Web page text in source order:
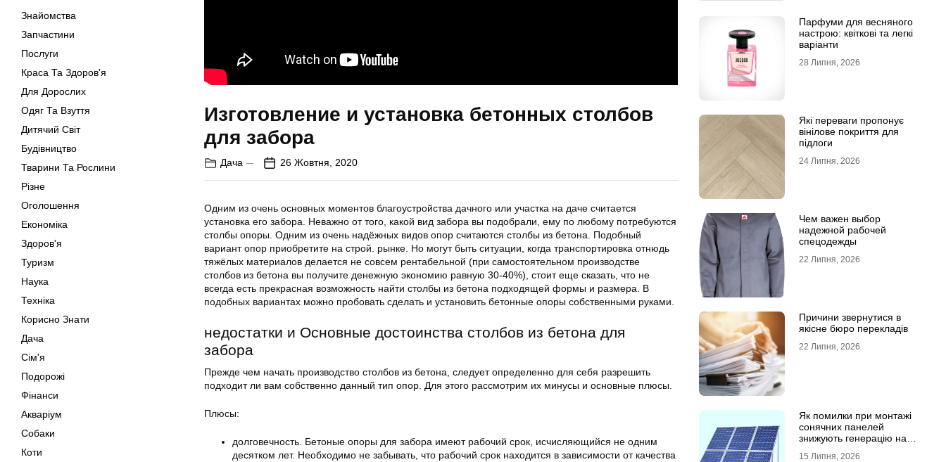
Знайомства
Запчастини
Послуги
Краса Та Здоров'я
Для Дорослих
Одяг Та Взуття
Дитячий Світ
Будівництво
Тварини Та Рослини
Різне
Оголошення
Економіка
Здоров'я
Туризм
Наука
Техніка
Корисно Знати
Дача
Сім'я
Подорожі
Фінанси
Акваріум
Собаки
Коти
Изготовление и установка бетонных столбов
для забора
Дача 26 Жовтня, 2020
Одним из очень основных моментов благоустройства дачного или участка на даче считается
установка его забора. Неважно от того, какой вид забора вы подобрали, ему по любому потребуются
столбы опоры. Одним из очень надёжных видов опор считаются столбы из бетона. Подобный
вариант опор приобретите на строй. рынке. Но могут быть ситуации, когда транспортировка отнюдь
тяжёлых материалов делается не совсем рентабельной (при самостоятельном производстве
столбов из бетона вы получите денежную экономию равную 30-40%), стоит еще сказать, что не
всегда есть прекрасная возможность найти столбы из бетона подходящей формы и размера. В
подобных вариантах можно пробовать сделать и установить бетонные опоры собственными руками.
недостатки и Основные достоинства столбов из бетона для
забора
Прежде чем начать производство столбов из бетона, следует определенно для себя разрешить
подходит ли вам собственно данный тип опор. Для этого рассмотрим их минусы и основные плюсы.
Плюсы:
долговечность. Бетоные опоры для забора имеют рабочий срок, исчисляющийся не одним
десятком лет. Необходимо не забывать, что рабочий срок находится в зависимости от качества
Парфуми для весняного
настрою: квіткові та легкі
варіанти
28 Липня, 2026
Які переваги пропонує
вінілове покриття для
підлоги
24 Липня, 2026
Чем важен выбор
надежной рабочей
спецодежды
22 Липня, 2026
Причини звернутися в
якісне бюро перекладів
22 Липня, 2026
Як помилки при монтажі
сонячних панелей
знижують генерацію на
15 Липня, 2026